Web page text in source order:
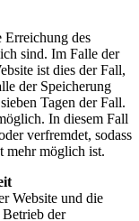
Erreichung des
sind. Im Falle der
ist dies der Fall,
der Speicherung
Tagen der Fall.
In diesem Fall
verfremdet, sodass
mehr möglich ist.
Website und die
der